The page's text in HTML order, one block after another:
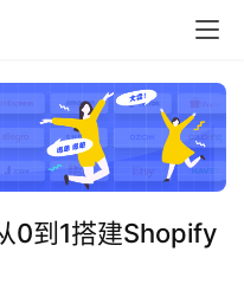
0到1搭建Shopify